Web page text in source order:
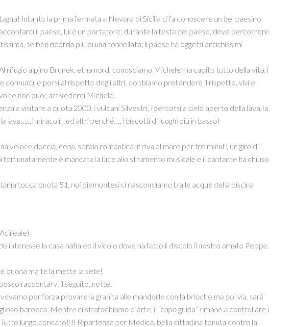
Intanto la prima fermata a Novara di Sicilia ci fa conoscere un bel paesino
il paese, lui è un portatore; durante la festa del paese, deve percorrere
se ben ricordo più di una tonnellata; il paese ha oggetti antichissimi
rifugio alpino Brunek, etna nord, conosciamo Michele; ha capito tutto della vita, i
comunque porsi al rispetto degli altri, dobbiamo pretendere il rispetto, vivi e
non puoi, arrivederci Michele.
a visitare a quota 2000, i vulcani Silvestri, i percorsi a cielo aperto della lava, la
lava……i miracoli…ed altri perché…, i biscotti di luoghi più in basso!
veloce doccia, cena, sdraio romantica in riva al mare per tre minuti, un giro di
fortunatamente è mancata la luce allo strumento musicale e il cantante ha chiuso
tocca quota 51, noi piemontesi ci nascondiamo tra le acque della piscina
interesse la casa natia ed il vicolo dove ha fatto il discolo il nostro amato Peppe.
buona ma te la mette la sete!
raccontarvi il seguito, notte.
per forza provare la granita alle mandorle con la brioche ma poi via, sarà
barocco. Mentre ci strafochiamo d’arte, il “capo guida” rimane a controllare i
lungo coricato!!!! Ripartenza per Modica, bella cittadina tenuta contro la